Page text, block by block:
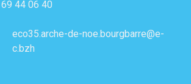
44 06 40
eco35.arche-de-noe.bourgbarre@e-
c.bzh